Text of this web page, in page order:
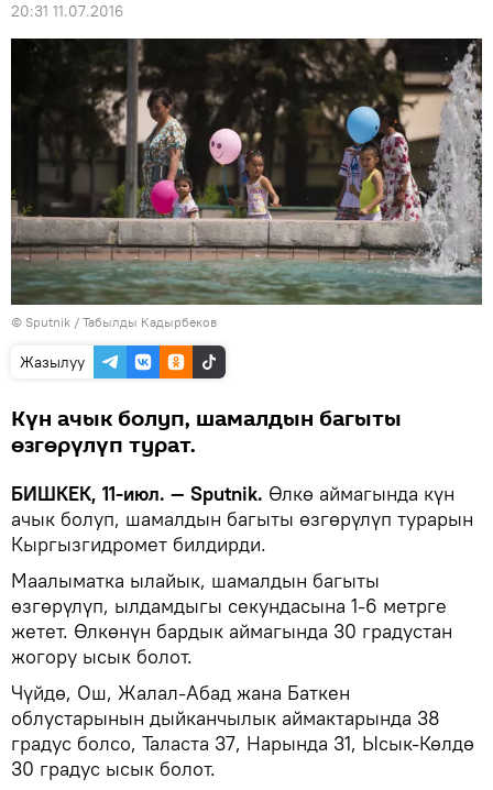
20:31 11.07.2016
© Sputnik / Табылды Кадырбеков
Жазылуу
Күн ачык болуп, шамалдын багыты
өзгөрүлүп турат.
БИШКЕК, 11-июл. — Sputnik. Өлкө аймагында күн
ачык болуп, шамалдын багыты өзгөрүлүп турарын
Кыргызгидромет билдирди.
Маалыматка ылайык, шамалдын багыты
өзгөрүлүп, ылдамдыгы секундасына 1-6 метрге
жетет. Өлкөнүн бардык аймагында 30 градустан
жогору ысык болот.
Чүйдө, Ош, Жалал-Абад жана Баткен
облустарынын дыйканчылык аймактарында 38
градус болсо, Таласта 37, Нарында 31, Ысык-Көлдө
30 градус ысык болот.